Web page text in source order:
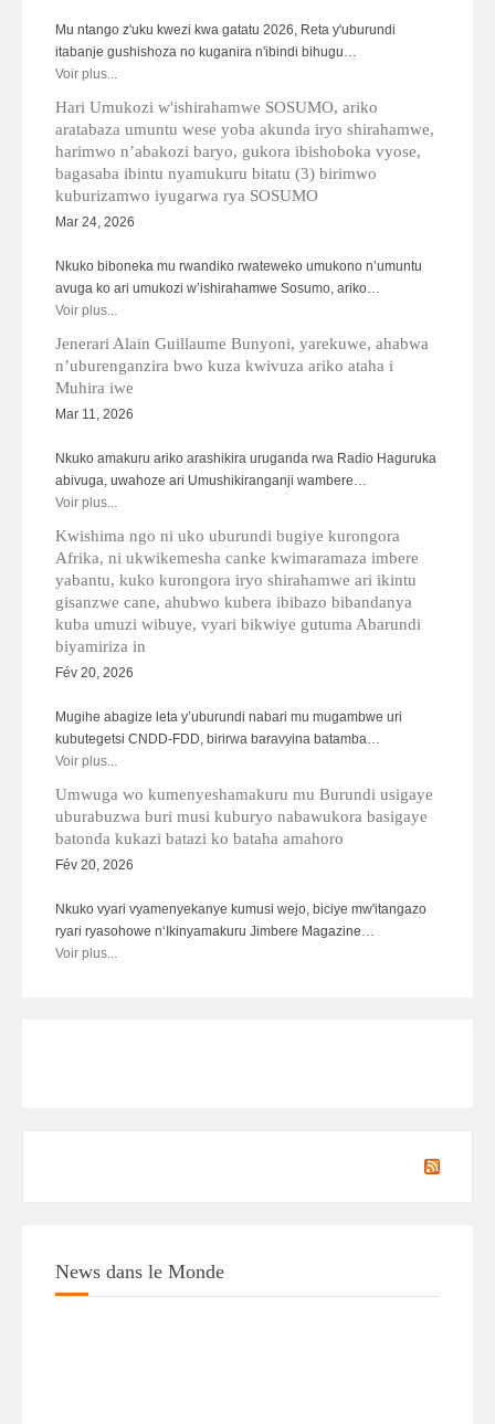
Mu ntango z'uku kwezi kwa gatatu 2026, Reta y'uburundi
itabanje gushishoza no kuganira n'ibindi bihugu…
Voir plus...
Hari Umukozi w'ishirahamwe SOSUMO, ariko
aratabaza umuntu wese yoba akunda iryo shirahamwe,
harimwo n’abakozi baryo, gukora ibishoboka vyose,
bagasaba ibintu nyamukuru bitatu (3) birimwo
kuburizamwo iyugarwa rya SOSUMO
Mar 24, 2026
Nkuko biboneka mu rwandiko rwateweko umukono n’umuntu
avuga ko ari umukozi w’ishirahamwe Sosumo, ariko…
Voir plus...
Jenerari Alain Guillaume Bunyoni, yarekuwe, ahabwa
n’uburenganzira bwo kuza kwivuza ariko ataha i
Muhira iwe
Mar 11, 2026
Nkuko amakuru ariko arashikira uruganda rwa Radio Haguruka
abivuga, uwahoze ari Umushikiranganji wambere…
Voir plus...
Kwishima ngo ni uko uburundi bugiye kurongora
Afrika, ni ukwikemesha canke kwimaramaza imbere
yabantu, kuko kurongora iryo shirahamwe ari ikintu
gisanzwe cane, ahubwo kubera ibibazo bibandanya
kuba umuzi wibuye, vyari bikwiye gutuma Abarundi
biyamiriza in
Fév 20, 2026
Mugihe abagize leta y’uburundi nabari mu mugambwe uri
kubutegetsi CNDD-FDD, birirwa baravyina batamba…
Voir plus...
Umwuga wo kumenyeshamakuru mu Burundi usigaye
uburabuzwa buri musi kuburyo nabawukora basigaye
batonda kukazi batazi ko bataha amahoro
Fév 20, 2026
Nkuko vyari vyamenyekanye kumusi wejo, biciye mw'itangazo
ryari ryasohowe n‘Ikinyamakuru Jimbere Magazine…
Voir plus...
News dans le Monde